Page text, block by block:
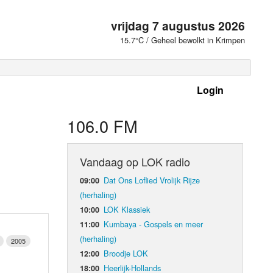
vrijdag 7 augustus 2026
15.7°C / Geheel bewolkt in Krimpen
Login
2005
106.0 FM
Vandaag op LOK radio
09:00 Dat Ons Loflied Vrolijk Rijze
(herhaling)
10:00 LOK Klassiek
11:00 Kumbaya - Gospels en meer
(herhaling)
12:00 Broodje LOK
18:00 Heerlijk-Hollands